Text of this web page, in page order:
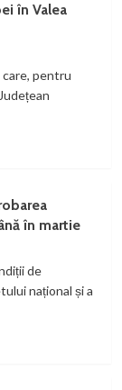
în Valea
care, pentru
în martie
de
național și a